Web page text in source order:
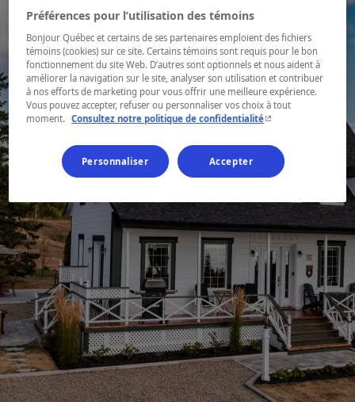
Préférences pour l’utilisation des témoins
Bonjour Québec et certains de ses partenaires emploient des fichiers
témoins (cookies) sur ce site. Certains témoins sont requis pour le bon
fonctionnement du site Web. D’autres sont optionnels et nous aident à
améliorer la navigation sur le site, analyser son utilisation et contribuer
à nos efforts de marketing pour vous offrir une meilleure expérience.
Vous pouvez accepter, refuser ou personnaliser vos choix à tout
moment.
Consultez notre politique de confidentialité- Cet hyperlien
Personnaliser Accepter